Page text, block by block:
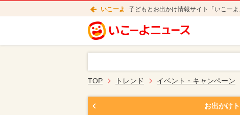
いこーよ 子どもとお出かけ情報サイト「いこー
TOP トレンド イベント・キャンペーン
お出かけ